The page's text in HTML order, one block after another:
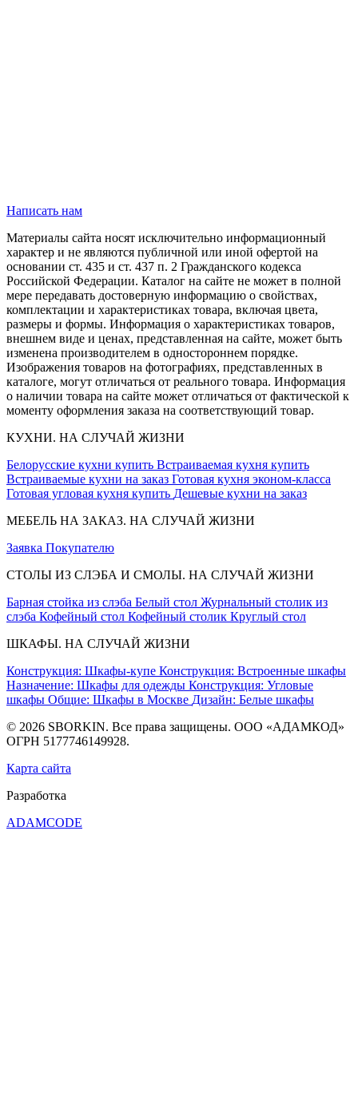
Написать нам
Материалы сайта носят исключительно информационный
характер и не являются публичной или иной офертой на
основании ст. 435 и ст. 437 п. 2 Гражданского кодекса
Российской Федерации. Каталог на сайте не может в полной
мере передавать достоверную информацию о свойствах,
комплектации и характеристиках товара, включая цвета,
размеры и формы. Информация о характеристиках товаров,
внешнем виде и ценах, представленная на сайте, может быть
изменена производителем в одностороннем порядке.
Изображения товаров на фотографиях, представленных в
каталоге, могут отличаться от реального товара. Информация
о наличии товара на сайте может отличаться от фактической к
моменту оформления заказа на соответствующий товар.
КУХНИ. НА СЛУЧАЙ ЖИЗНИ
Белорусские кухни купить Встраиваемая кухня купить
Встраиваемые кухни на заказ Готовая кухня эконом-класса
Готовая угловая кухня купить Дешевые кухни на заказ
МЕБЕЛЬ НА ЗАКАЗ. НА СЛУЧАЙ ЖИЗНИ
Заявка Покупателю
СТОЛЫ ИЗ СЛЭБА И СМОЛЫ. НА СЛУЧАЙ ЖИЗНИ
Барная стойка из слэба Белый стол Журнальный столик из
слэба Кофейный стол Кофейный столик Круглый стол
ШКАФЫ. НА СЛУЧАЙ ЖИЗНИ
Конструкция: Шкафы-купе Конструкция: Встроенные шкафы
Назначение: Шкафы для одежды Конструкция: Угловые
шкафы Общие: Шкафы в Москве Дизайн: Белые шкафы
© 2026 SBORKIN. Все права защищены. ООО «АДАМКОД»
ОГРН 5177746149928.
Карта сайта
Разработка
ADAMCODE